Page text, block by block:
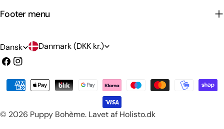
Footer menu
S
p
g
Dansk L
n
d
/
Danmark (DKK kr.)
Facebook
Instagram
© 2026 Puppy Bohème. Lavet af Holisto.dk
Betalingsmetoder